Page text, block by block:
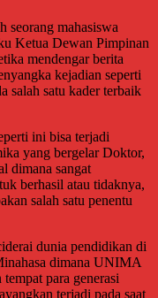
seorang mahasiswa
Ketua Dewan Pimpinan
mendengar berita
kejadian seperti
salah satu kader terbaik
ini bisa terjadi
yang bergelar Doktor,
dimana sangat
berhasil atau tidaknya,
salah satu penentu
dunia pendidikan di
dimana UNIMA
para generasi
terjadi pada saat